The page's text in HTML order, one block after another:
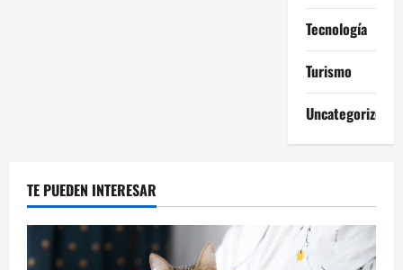
Tecnología
Turismo
Uncategorized
TE PUEDEN INTERESAR